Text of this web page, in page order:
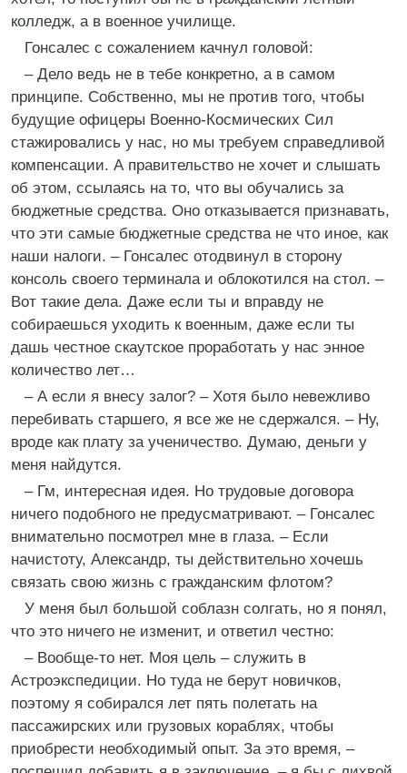
колледж, а в военное училище.
Гонсалес с сожалением качнул головой:
– Дело ведь не в тебе конкретно, а в самом
принципе. Собственно, мы не против того, чтобы
будущие офицеры Военно-Космических Сил
стажировались у нас, но мы требуем справедливой
компенсации. А правительство не хочет и слышать
об этом, ссылаясь на то, что вы обучались за
бюджетные средства. Оно отказывается признавать,
что эти самые бюджетные средства не что иное, как
наши налоги. – Гонсалес отодвинул в сторону
консоль своего терминала и облокотился на стол. –
Вот такие дела. Даже если ты и вправду не
собираешься уходить к военным, даже если ты
дашь честное скаутское проработать у нас энное
количество лет…
– А если я внесу залог? – Хотя было невежливо
перебивать старшего, я все же не сдержался. – Ну,
вроде как плату за ученичество. Думаю, деньги у
меня найдутся.
– Гм, интересная идея. Но трудовые договора
ничего подобного не предусматривают. – Гонсалес
внимательно посмотрел мне в глаза. – Если
начистоту, Александр, ты действительно хочешь
связать свою жизнь с гражданским флотом?
У меня был большой соблазн солгать, но я понял,
что это ничего не изменит, и ответил честно:
– Вообще-то нет. Моя цель – служить в
Астроэкспедиции. Но туда не берут новичков,
поэтому я собирался лет пять полетать на
пассажирских или грузовых кораблях, чтобы
приобрести необходимый опыт. За это время, –